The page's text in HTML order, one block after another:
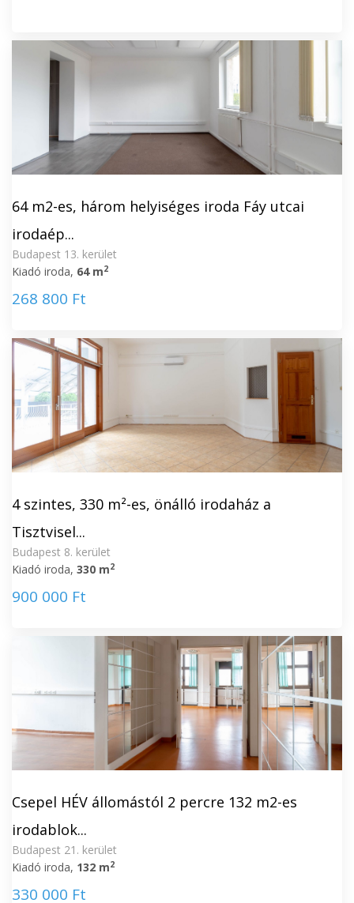
64 m2-es, három helyiséges iroda Fáy utcai
irodaép...
Budapest 13. kerület
Kiadó iroda, 64 m2
268 800 Ft
4 szintes, 330 m²-es, önálló irodaház a
Tisztvisel...
Budapest 8. kerület
Kiadó iroda, 330 m2
900 000 Ft
Csepel HÉV állomástól 2 percre 132 m2-es
irodablok...
Budapest 21. kerület
Kiadó iroda, 132 m2
330 000 Ft